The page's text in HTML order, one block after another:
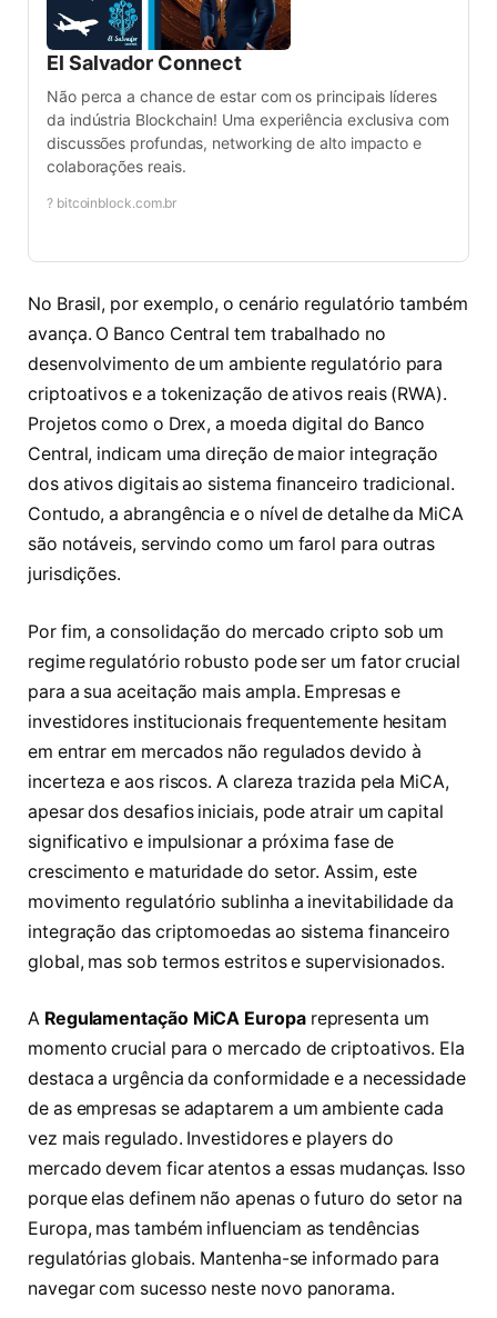
El Salvador Connect
Não perca a chance de estar com os principais líderes
da indústria Blockchain! Uma experiência exclusiva com
discussões profundas, networking de alto impacto e
colaborações reais.
? bitcoinblock.com.br
No Brasil, por exemplo, o cenário regulatório também
avança. O Banco Central tem trabalhado no
desenvolvimento de um ambiente regulatório para
criptoativos e a tokenização de ativos reais (RWA).
Projetos como o Drex, a moeda digital do Banco
Central, indicam uma direção de maior integração
dos ativos digitais ao sistema financeiro tradicional.
Contudo, a abrangência e o nível de detalhe da MiCA
são notáveis, servindo como um farol para outras
jurisdições.
Por fim, a consolidação do mercado cripto sob um
regime regulatório robusto pode ser um fator crucial
para a sua aceitação mais ampla. Empresas e
investidores institucionais frequentemente hesitam
em entrar em mercados não regulados devido à
incerteza e aos riscos. A clareza trazida pela MiCA,
apesar dos desafios iniciais, pode atrair um capital
significativo e impulsionar a próxima fase de
crescimento e maturidade do setor. Assim, este
movimento regulatório sublinha a inevitabilidade da
integração das criptomoedas ao sistema financeiro
global, mas sob termos estritos e supervisionados.
A Regulamentação MiCA Europarepresenta um
momento crucial para o mercado de criptoativos. Ela
destaca a urgência da conformidade e a necessidade
de as empresas se adaptarem a um ambiente cada
vez mais regulado. Investidores e players do
mercado devem ficar atentos a essas mudanças. Isso
porque elas definem não apenas o futuro do setor na
Europa, mas também influenciam as tendências
regulatórias globais. Mantenha-se informado para
navegar com sucesso neste novo panorama.